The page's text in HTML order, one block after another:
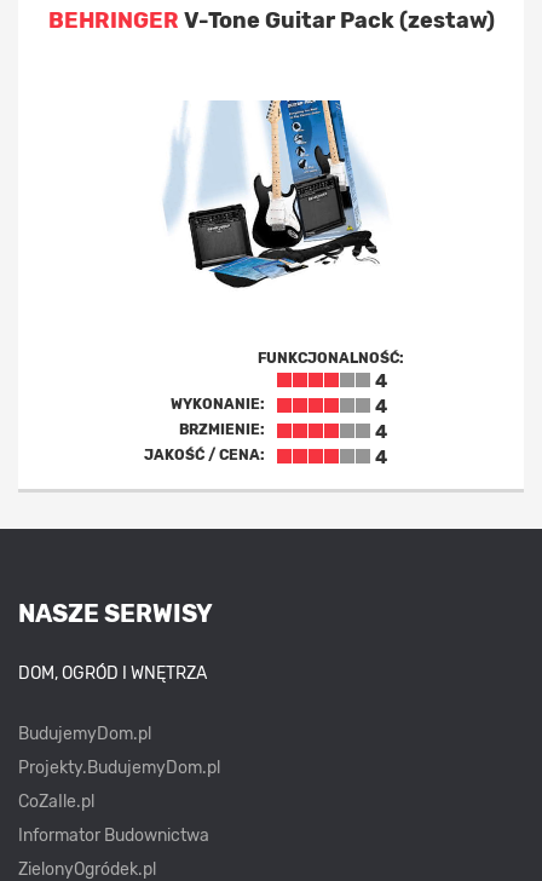
BEHRINGER V-Tone Guitar Pack (zestaw)
FUNKCJONALNOŚĆ:
4
WYKONANIE: 4
BRZMIENIE: 4
JAKOŚĆ / CENA: 4
NASZE SERWISY
DOM, OGRÓD I WNĘTRZA
BudujemyDom.pl
Projekty.BudujemyDom.pl
CoZaIle.pl
Informator Budownictwa
ZielonyOgródek.pl